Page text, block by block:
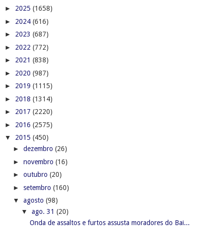
► 2025 (1658)
► 2024 (616)
► 2023 (687)
► 2022 (772)
► 2021 (838)
► 2020 (987)
► 2019 (1115)
► 2018 (1314)
► 2017 (2220)
► 2016 (2575)
▼ 2015 (450)
► dezembro (26)
► novembro (16)
► outubro (20)
► setembro (160)
▼ agosto (98)
▼ ago. 31 (20)
Onda de assaltos e furtos assusta moradores do Bai...